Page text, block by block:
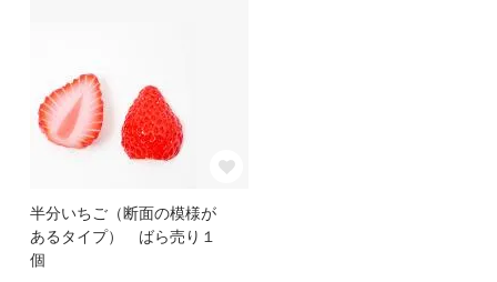
半分いちご（断面の模様が
あるタイプ） ばら売り１
個